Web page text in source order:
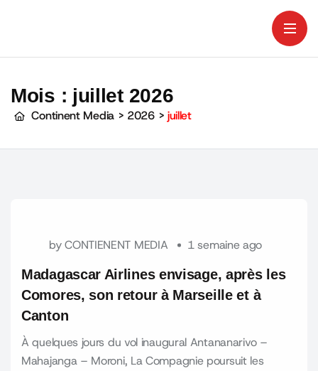
Mois : juillet 2026
Continent Media> 2026> juillet
byCONTIENENT MEDIA 1 semaine ago
Madagascar Airlines envisage, après les
Comores, son retour à Marseille et à
Canton
À quelques jours du vol inaugural Antananarivo –
Mahajanga – Moroni, La Compagnie poursuit les